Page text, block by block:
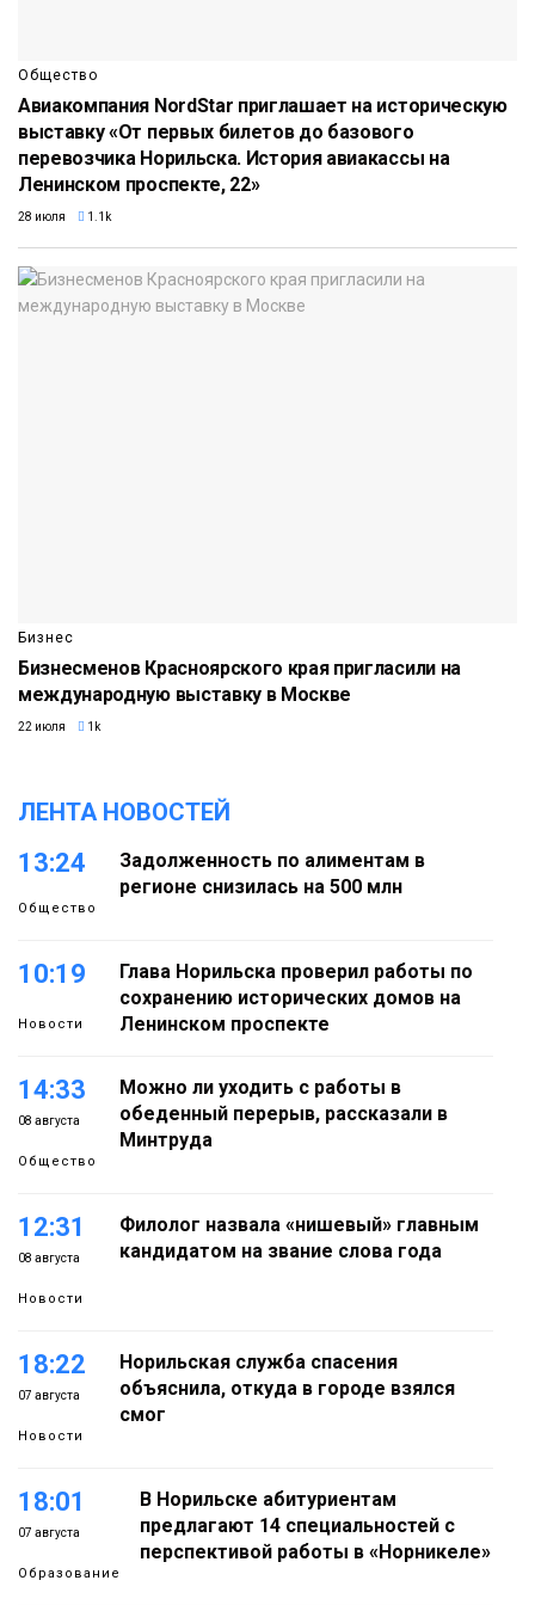
Общество
Авиакомпания NordStar приглашает на историческую
выставку «От первых билетов до базового
перевозчика Норильска. История авиакассы на
Ленинском проспекте, 22»
28 июля 1.1k
Бизнес
Бизнесменов Красноярского края пригласили на
международную выставку в Москве
22 июля 1k
ЛЕНТА НОВОСТЕЙ
13:24
Общество
Задолженность по алиментам в
регионе снизилась на 500 млн
10:19
Новости
Глава Норильска проверил работы по
сохранению исторических домов на
Ленинском проспекте
14:33
08 августа
Общество
Можно ли уходить с работы в
обеденный перерыв, рассказали в
Минтруда
12:31
08 августа
Новости
Филолог назвала «нишевый» главным
кандидатом на звание слова года
18:22
07 августа
Новости
Норильская служба спасения
объяснила, откуда в городе взялся
смог
18:01
07 августа
Образование
В Норильске абитуриентам
предлагают 14 специальностей с
перспективой работы в «Норникеле»